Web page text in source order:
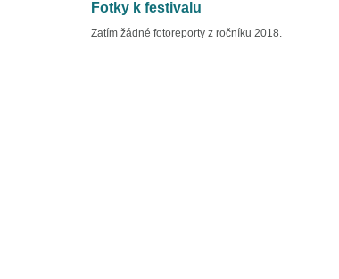
Fotky k festivalu
Zatím žádné fotoreporty z ročníku 2018.